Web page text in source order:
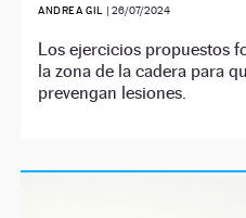
ANDREA GIL | 26/07/2024
Los ejercicios propuestos
la zona de la cadera para
prevengan lesiones.